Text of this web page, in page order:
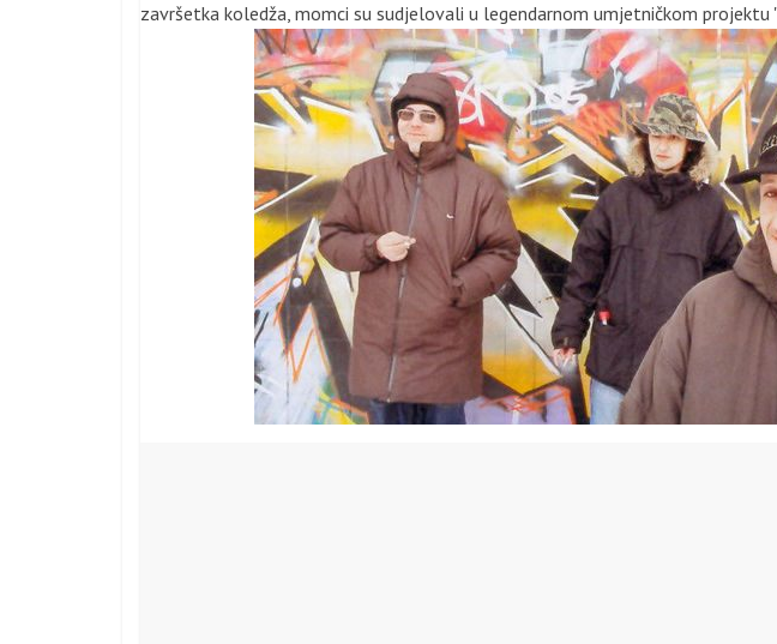
završetka koledža, momci su sudjelovali u legendarnom umjetničkom projektu